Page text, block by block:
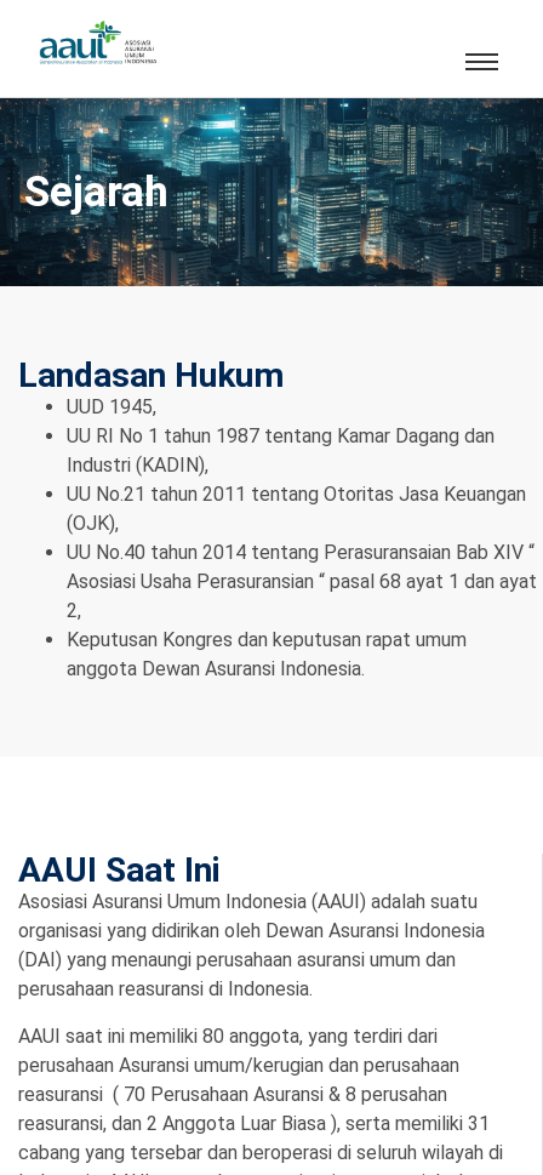
Sejarah
Landasan Hukum
UUD 1945,
UU RI No 1 tahun 1987 tentang Kamar Dagang dan
Industri (KADIN),
UU No.21 tahun 2011 tentang Otoritas Jasa Keuangan
(OJK),
UU No.40 tahun 2014 tentang Perasuransaian Bab XIV “
Asosiasi Usaha Perasuransian “ pasal 68 ayat 1 dan ayat
2,
Keputusan Kongres dan keputusan rapat umum
anggota Dewan Asuransi Indonesia.
AAUI Saat Ini
Asosiasi Asuransi Umum Indonesia (AAUI) adalah suatu
organisasi yang didirikan oleh Dewan Asuransi Indonesia
(DAI) yang menaungi perusahaan asuransi umum dan
perusahaan reasuransi di Indonesia.
AAUI saat ini memiliki 80 anggota, yang terdiri dari
perusahaan Asuransi umum/kerugian dan perusahaan
reasuransi ( 70 Perusahaan Asuransi & 8 perusahan
reasuransi, dan 2 Anggota Luar Biasa ), serta memiliki 31
cabang yang tersebar dan beroperasi di seluruh wilayah di